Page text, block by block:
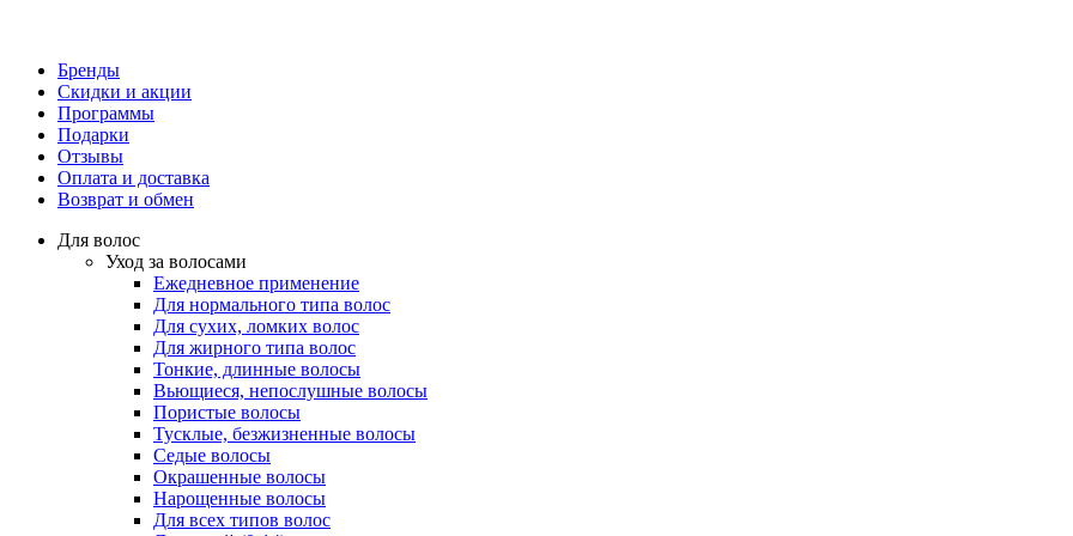
Бренды
Скидки и акции
Программы
Подарки
Отзывы
Оплата и доставка
Возврат и обмен
Для волос
Уход за волосами
Ежедневное применение
Для нормального типа волос
Для сухих, ломких волос
Для жирного типа волос
Тонкие, длинные волосы
Вьющиеся, непослушные волосы
Пористые волосы
Тусклые, безжизненные волосы
Седые волосы
Окрашенные волосы
Нарощенные волосы
Для всех типов волос